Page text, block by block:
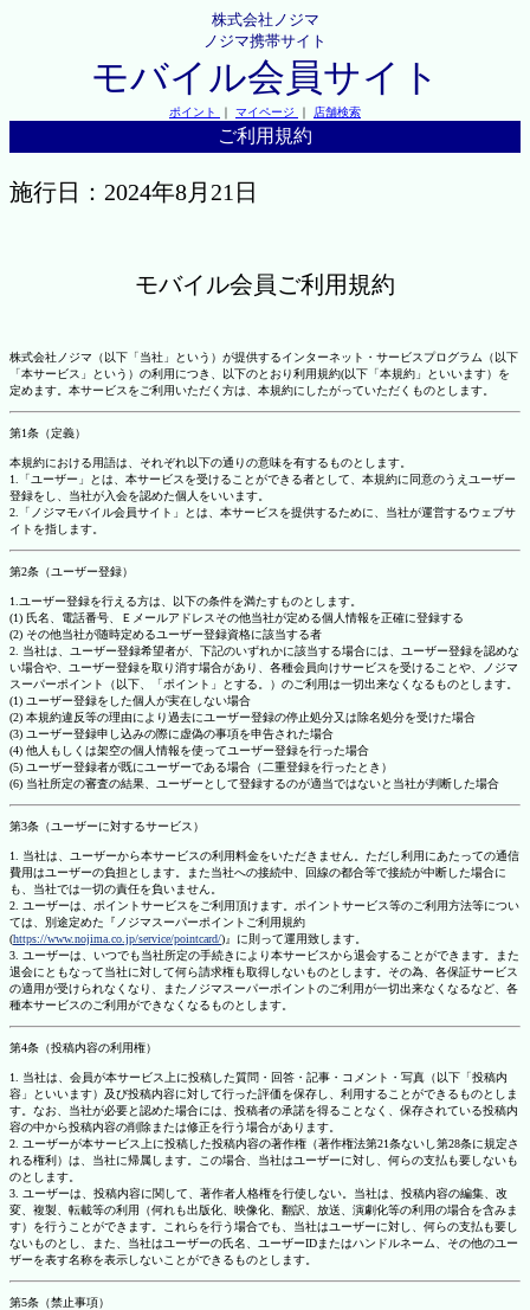
株式会社ノジマ
ノジマ携帯サイト
モバイル会員サイト
ポイント ｜ マイページ ｜ 店舗検索
ご利用規約
施行日：2024年8月21日
モバイル会員ご利用規約
株式会社ノジマ（以下「当社」という）が提供するインターネット・サービスプログラム（以下
「本サービス」という）の利用につき、以下のとおり利用規約(以下「本規約」といいます）を
定めます。本サービスをご利用いただく方は、本規約にしたがっていただくものとします。
第1条（定義）
本規約における用語は、それぞれ以下の通りの意味を有するものとします。
1.「ユーザー」とは、本サービスを受けることができる者として、本規約に同意のうえユーザー
登録をし、当社が入会を認めた個人をいいます。
2.「ノジマモバイル会員サイト」とは、本サービスを提供するために、当社が運営するウェブサ
イトを指します。
第2条（ユーザー登録）
1.ユーザー登録を行える方は、以下の条件を満たすものとします。
(1) 氏名、電話番号、Ｅメールアドレスその他当社が定める個人情報を正確に登録する
(2) その他当社が随時定めるユーザー登録資格に該当する者
2. 当社は、ユーザー登録希望者が、下記のいずれかに該当する場合には、ユーザー登録を認めな
い場合や、ユーザー登録を取り消す場合があり、各種会員向けサービスを受けることや、ノジマ
スーパーポイント（以下、「ポイント」とする。）のご利用は一切出来なくなるものとします。
(1) ユーザー登録をした個人が実在しない場合
(2) 本規約違反等の理由により過去にユーザー登録の停止処分又は除名処分を受けた場合
(3) ユーザー登録申し込みの際に虚偽の事項を申告された場合
(4) 他人もしくは架空の個人情報を使ってユーザー登録を行った場合
(5) ユーザー登録者が既にユーザーである場合（二重登録を行ったとき）
(6) 当社所定の審査の結果、ユーザーとして登録するのが適当ではないと当社が判断した場合
第3条（ユーザーに対するサービス）
1. 当社は、ユーザーから本サービスの利用料金をいただきません。ただし利用にあたっての通信
費用はユーザーの負担とします。また当社への接続中、回線の都合等で接続が中断した場合に
も、当社では一切の責任を負いません。
2. ユーザーは、ポイントサービスをご利用頂けます。ポイントサービス等のご利用方法等につい
ては、別途定めた『ノジマスーパーポイントご利用規約
(https://www.nojima.co.jp/service/pointcard/)』に則って運用致します。
3. ユーザーは、いつでも当社所定の手続きにより本サービスから退会することができます。また
退会にともなって当社に対して何ら請求権も取得しないものとします。その為、各保証サービス
の適用が受けられなくなり、またノジマスーパーポイントのご利用が一切出来なくなるなど、各
種本サービスのご利用ができなくなるものとします。
第4条（投稿内容の利用権）
1. 当社は、会員が本サービス上に投稿した質問・回答・記事・コメント・写真（以下「投稿内
容」といいます）及び投稿内容に対して行った評価を保存し、利用することができるものとしま
す。なお、当社が必要と認めた場合には、投稿者の承諾を得ることなく、保存されている投稿内
容の中から投稿内容の削除または修正を行う場合があります。
2. ユーザーが本サービス上に投稿した投稿内容の著作権（著作権法第21条ないし第28条に規定さ
れる権利）は、当社に帰属します。この場合、当社はユーザーに対し、何らの支払も要しないも
のとします。
3. ユーザーは、投稿内容に関して、著作者人格権を行使しない。当社は、投稿内容の編集、改
変、複製、転載等の利用（何れも出版化、映像化、翻訳、放送、演劇化等の利用の場合を含みま
す）を行うことができます。これらを行う場合でも、当社はユーザーに対し、何らの支払も要し
ないものとし、また、当社はユーザーの氏名、ユーザーIDまたはハンドルネーム、その他のユー
ザーを表す名称を表示しないことができるものとします。
第5条（禁止事項）